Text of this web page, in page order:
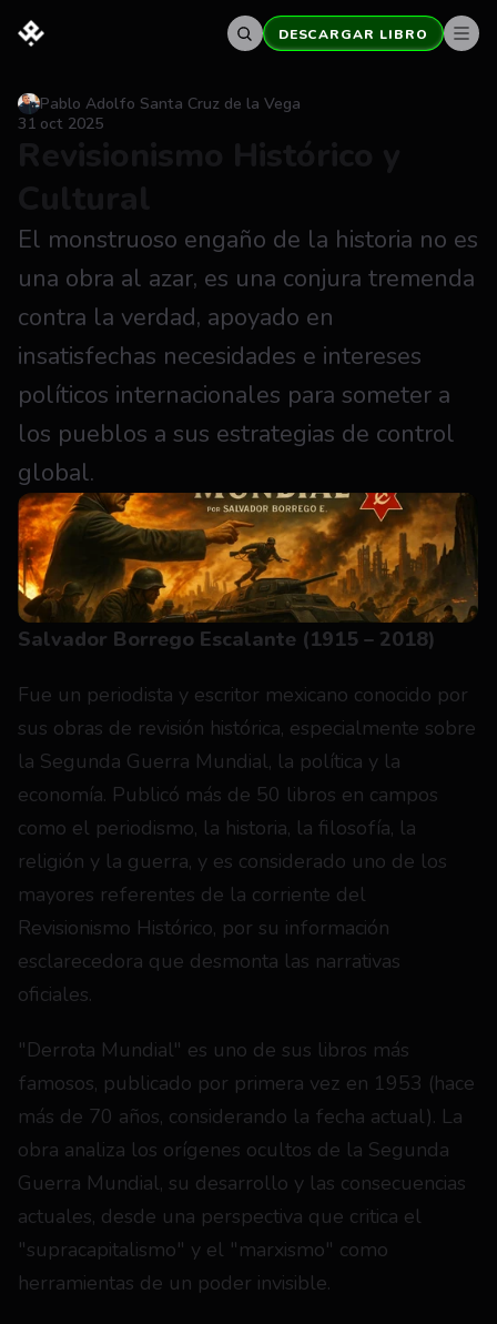
DESCARGAR LIBRO
31 oct 2025
Pablo Adolfo Santa Cruz de la Vega
El monstruoso engaño de la historia no es
una obra al azar, es una conjura tremenda
contra la verdad, apoyado en
insatisfechas necesidades e intereses
políticos internacionales para someter a
los pueblos a sus estrategias de control
global.
Salvador Borrego Escalante (1915 – 2018)
Fue un periodista y escritor mexicano conocido por
sus obras de revisión histórica, especialmente sobre
la Segunda Guerra Mundial, la política y la
economía. Publicó más de 50 libros en campos
como el periodismo, la historia, la filosofía, la
religión y la guerra, y es considerado uno de los
mayores referentes de la corriente del
Revisionismo Histórico, por su información
esclarecedora que desmonta las narrativas
oficiales.
"Derrota Mundial" es uno de sus libros más
famosos, publicado por primera vez en 1953 (hace
más de 70 años, considerando la fecha actual). La
obra analiza los orígenes ocultos de la Segunda
Guerra Mundial, su desarrollo y las consecuencias
actuales, desde una perspectiva que critica el
"supracapitalismo" y el "marxismo" como
herramientas de un poder invisible.